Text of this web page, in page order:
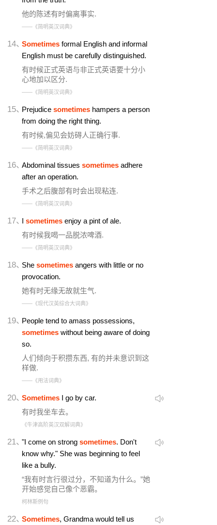
他的陈述有时偏离事实.
——《简明英汉词典》
14、Sometimes formal English and informal
English must be carefully distinguished.
有时候正式英语与非正式英语要十分小
心地加以区分.
——《简明英汉词典》
15、Prejudice sometimes hampers a person
from doing the right thing.
有时候,偏见会妨碍人正确行事.
——《简明英汉词典》
16、Abdominal tissues sometimes adhere
after an operation.
手术之后腹部有时会出现粘连.
——《简明英汉词典》
17、I sometimes enjoy a pint of ale.
有时候我喝一品脱浓啤酒.
——《简明英汉词典》
18、She sometimes angers with little or no
provocation.
她有时无缘无故就生气.
——《现代汉英综合大词典》
19、People tend to amass possessions,
sometimes without being aware of doing
so.
人们倾向于积攒东西, 有的并未意识到这
样做.
——《用法词典》
20、Sometimes I go by car.
有时我坐车去。
《牛津高阶英汉双解词典》
21、"I come on strong sometimes. Don't
know why." She was beginning to feel
like a bully.
“我有时言行很过分，不知道为什么。”她
开始感觉自己像个恶霸。
柯林斯例句
22、Sometimes, Grandma would tell us